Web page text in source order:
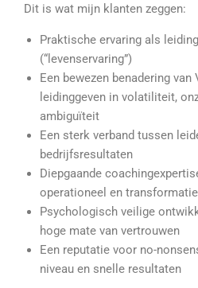
Dit is wat mijn klanten zeggen:
Praktische ervaring als
(“levenservaring”)
Een bewezen benadering van
leidinggeven in volatiliteit,
ambiguïteit
Een sterk verband tussen
bedrijfsresultaten
Diepgaande
operationeel en
Psychologisch veilige
hoge mate van vertrouwen
Een reputatie voor no-
niveau en snelle resultaten